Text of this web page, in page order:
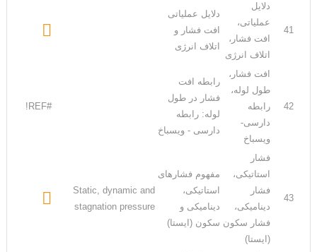
41
دلایل
عملیاتی،
افت فشار،
اتلاف انرژی
دلایل عملیاتی
افت فشار و
اتلاف انرژی

42
افت فشار،
طول لوله،
رابطه
دارسی-
ویسباخ
رابطه افت
فشار در طول
لوله: رابطه
دارسی - ویسباخ
#REF!
43
فشار
استاتیکی،
فشار
دینامیکی،
فشار سکون
(ایستا)
مفهوم فشارهای
استاتیکی،
دینامیکی و
سکون (ایستا)
Static, dynamic and
stagnation pressure
